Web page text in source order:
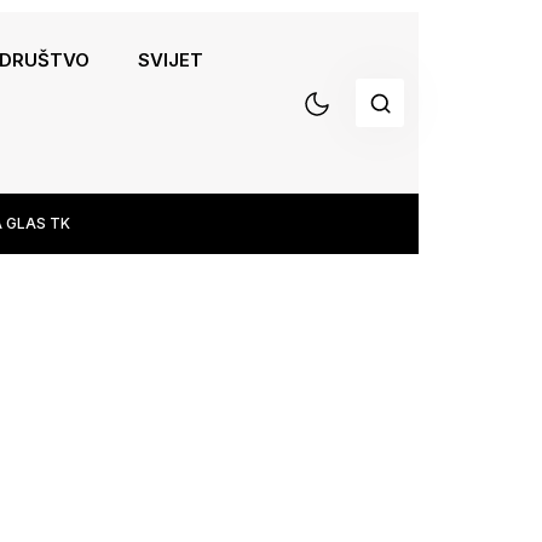
DRUŠTVO SVIJET
GLAS TK